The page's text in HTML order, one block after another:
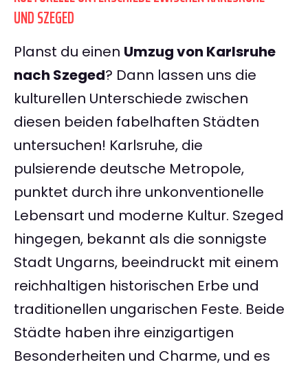
UND SZEGED
Planst du einen Umzug von Karlsruhe
nach Szeged? Dann lassen uns die
kulturellen Unterschiede zwischen
diesen beiden fabelhaften Städten
untersuchen! Karlsruhe, die
pulsierende deutsche Metropole,
punktet durch ihre unkonventionelle
Lebensart und moderne Kultur. Szeged
hingegen, bekannt als die sonnigste
Stadt Ungarns, beeindruckt mit einem
reichhaltigen historischen Erbe und
traditionellen ungarischen Feste. Beide
Städte haben ihre einzigartigen
Besonderheiten und Charme, und es